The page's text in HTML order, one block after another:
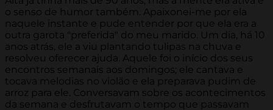
o senso de humor também. Apaixonei-me por ela
naquele instante e pude entender por que ela era a
outra garota "preferida" do meu marido. Um dia, há 10
anos atrás, ele a viu plantando tulipas na chuva e
resolveu oferecer ajuda. Aquele foi o início dos seus
encontros semanais aos domingos; ele cantava e
tocava melodias no violão e ela preparava pudim de
arroz para ele. Conversavam sobre os acontecimentos
da semana e desfrutavam o tempo que passavam